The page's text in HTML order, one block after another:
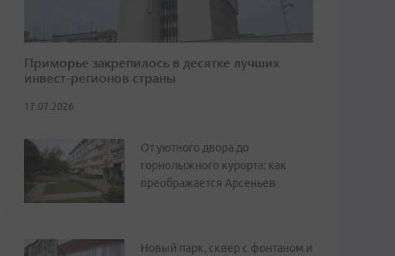
Приморье закрепилось в десятке лучших
инвест-регионов страны
17.07.2026
От уютного двора до
горнолыжного курорта: как
преображается Арсеньев
Новый парк, сквер с фонтаном и